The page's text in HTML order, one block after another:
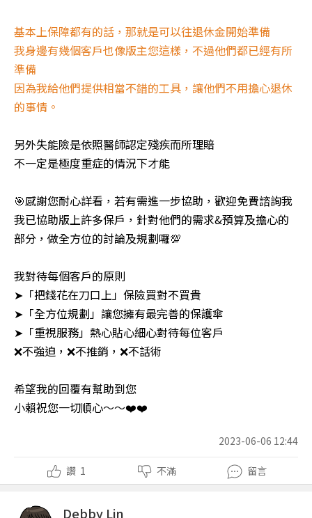
基本上保障都有的話，那就是可以往退休金開始準備
我身邊有幾個客戶也像版主您這樣，不過他們都已經有所
準備
因為我給他們提供相當不錯的工具，讓他們不用擔心退休
的事情。
另外失能險是依照醫師認定殘疾而所理賠
不一定是極度重症的情況下才能
🎯感謝您耐心詳看，若有需進一步協助，歡迎免費諮詢我
我已協助版上許多保戶，針對他們的需求&預算及擔心的
部分，做全方位的討論及規劃囉💯
我對待每個客戶的原則
➤「把錢花在刀口上」保險買對不買貴
➤「全方位規劃」讓您擁有最完善的保護傘
➤「重視服務」熱心貼心細心對待每位客戶
❌不強迫，❌不推銷，❌不話術
希望我的回覆有幫助到您
小賴祝您一切順心～～❤️❤️
2023-06-06 12:44
讚 1 不滿 留言
Debby Lin